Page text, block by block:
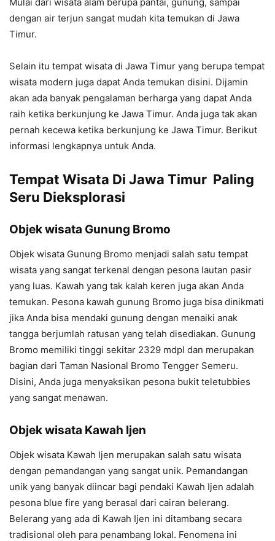
dengan air terjun sangat mudah kita temukan di Jawa
Timur.
Selain itu tempat wisata di Jawa Timur yang berupa tempat
wisata modern juga dapat Anda temukan disini. Dijamin
akan ada banyak pengalaman berharga yang dapat Anda
raih ketika berkunjung ke Jawa Timur. Anda juga tak akan
pernah kecewa ketika berkunjung ke Jawa Timur. Berikut
informasi lengkapnya untuk Anda.
Tempat Wisata Di Jawa Timur Paling
Seru Dieksplorasi
Objek wisata Gunung Bromo
Objek wisata Gunung Bromo menjadi salah satu tempat
wisata yang sangat terkenal dengan pesona lautan pasir
yang luas. Kawah yang tak kalah keren juga akan Anda
temukan. Pesona kawah gunung Bromo juga bisa dinikmati
jika Anda bisa mendaki gunung dengan menaiki anak
tangga berjumlah ratusan yang telah disediakan. Gunung
Bromo memiliki tinggi sekitar 2329 mdpl dan merupakan
bagian dari Taman Nasional Bromo Tengger Semeru.
Disini, Anda juga menyaksikan pesona bukit teletubbies
yang sangat menawan.
Objek wisata Kawah Ijen
Objek wisata Kawah Ijen merupakan salah satu wisata
dengan pemandangan yang sangat unik. Pemandangan
unik yang banyak diincar bagi pendaki Kawah Ijen adalah
pesona blue fire yang berasal dari cairan belerang.
Belerang yang ada di Kawah Ijen ini ditambang secara
tradisional oleh para penambang lokal. Fenomena ini